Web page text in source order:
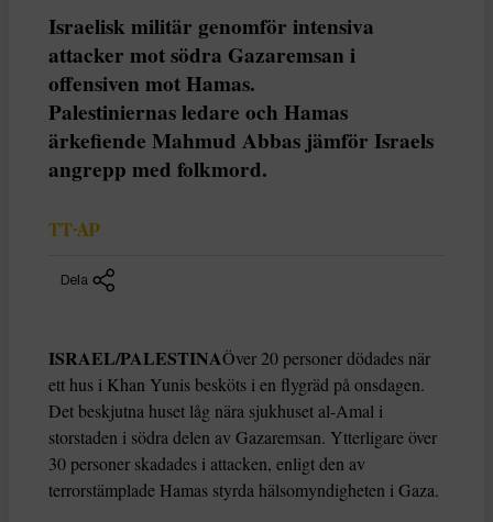
Israelisk militär genomför intensiva
attacker mot södra Gazaremsan i
offensiven mot Hamas.
Palestiniernas ledare och Hamas
ärkefiende Mahmud Abbas jämför Israels
angrepp med folkmord.
TT-AP
Dela
ISRAEL/PALESTINAÖver 20 personer dödades när
ett hus i Khan Yunis besköts i en flygräd på onsdagen.
Det beskjutna huset låg nära sjukhuset al-Amal i
storstaden i södra delen av Gazaremsan. Ytterligare över
30 personer skadades i attacken, enligt den av
terrorstämplade Hamas styrda hälsomyndigheten i Gaza.